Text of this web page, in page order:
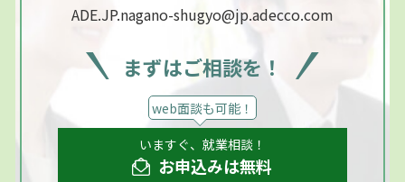
ADE.JP.nagano-shugyo@jp.adecco.com
まずはご相談を！
web面談も可能！
いますぐ、就業相談！
お申込みは無料